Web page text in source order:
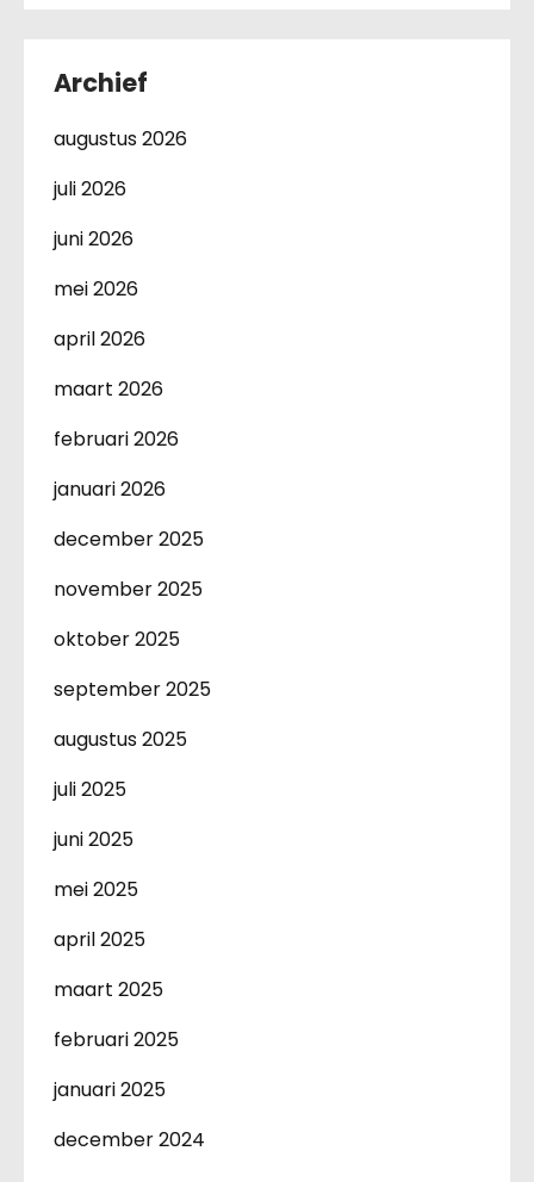
Archief
augustus 2026
juli 2026
juni 2026
mei 2026
april 2026
maart 2026
februari 2026
januari 2026
december 2025
november 2025
oktober 2025
september 2025
augustus 2025
juli 2025
juni 2025
mei 2025
april 2025
maart 2025
februari 2025
januari 2025
december 2024